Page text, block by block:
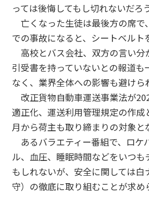
っては後悔してもし切れないだろう
亡くなった生徒は最後方の席で
での事故になると、シートベルト
高校とバス会社、双方の言い分
引受書を持っていないとの報道
なく、業界全体への影響も避けら
改正貨物自動車運送事業法が
適正化、運送利用管理規定の作
月から荷主も取り締まりの対象と
あるバラエティー番組で、ロケ
ル、血圧、睡眠時間などをいつ
もしれないが、安全に関しては
守）の徹底に取り組むことが求め